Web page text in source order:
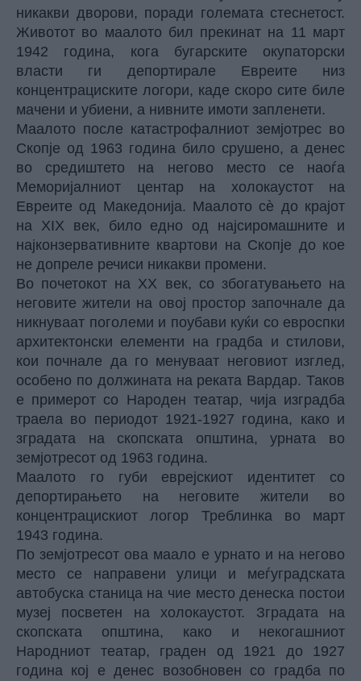
никакви дворови, поради големата стеснетост.
Животот во маалото бил прекинат на 11 март
1942 година, кога бугарските окупаторски
власти ги депортирале Евреите низ
концентрациските логори, каде скоро сите биле
мачени и убиени, а нивните имоти запленети.
Маалото после катастрофалниот земјотрес во
Скопје од 1963 година било срушено, а денес
во средиштето на негово место се наоѓа
Меморијалниот центар на холокаустот на
Евреите од Македонија. Маалото сѐ до крајот
на XIX век, било едно од најсиромашните и
најконзервативните квартови на Скопје до кое
не допреле речиси никакви промени.
Во почетокот на XX век, со збогатувањето на
неговите жители на овој простор започнале да
никнуваат поголеми и поубави куќи со евроспки
архитектонски елементи на градба и стилови,
кои почнале да го менуваат неговиот изглед,
особено по должината на реката Вардар. Таков
е примерот со Народен театар, чија изградба
траела во периодот 1921-1927 година, како и
зградата на скопската општина, урната во
земјотресот од 1963 година.
Маалото го губи еврејскиот идентитет со
депортирањето на неговите жители во
концентрацискиот логор Треблинка во март
1943 година.
По земјотресот ова маало е урнато и на негово
место се направени улици и меѓуградската
автобуска станица на чие место денеска постои
музеј посветен на холокаустот. Зградата на
скопската општина, како и некогашниот
Народниот театар, граден од 1921 до 1927
година кој е денес возобновен со градба по